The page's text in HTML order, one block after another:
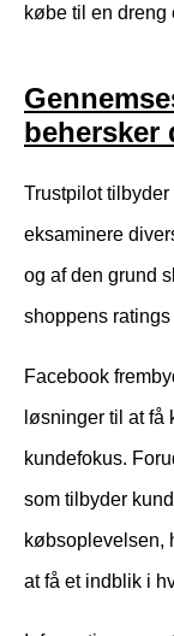
købe til en dreng
behersker
Trustpilot
eksaminere
og af den grund
shoppens
Facebook
løsninger til at
kundefokus.
som tilbyder
købsoplevelsen,
at få et indblik i